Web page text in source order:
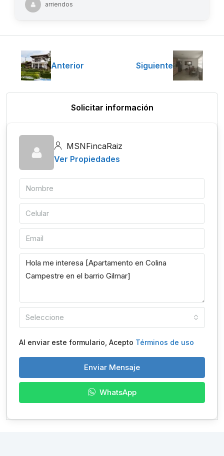
arriendos
Anterior Siguiente
Solicitar información
MSNFincaRaiz
Ver Propiedades
Seleccione
Al enviar este formulario, Acepto Términos de uso
Enviar Mensaje
WhatsApp